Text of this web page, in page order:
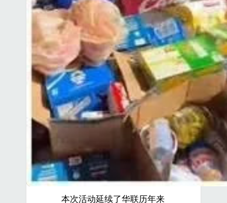
本次活动延续了华联历年来